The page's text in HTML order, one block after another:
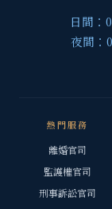
日間：
夜間：
熱門服務
離婚官司
監護權官司
刑事訴訟官司